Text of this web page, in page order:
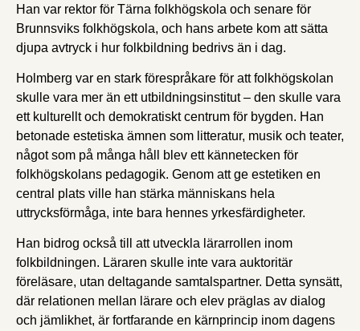
Han var rektor för Tärna folkhögskola och senare för
Brunnsviks folkhögskola, och hans arbete kom att sätta
djupa avtryck i hur folkbildning bedrivs än i dag.
Holmberg var en stark förespråkare för att folkhögskolan
skulle vara mer än ett utbildningsinstitut – den skulle vara
ett kulturellt och demokratiskt centrum för bygden. Han
betonade estetiska ämnen som litteratur, musik och teater,
något som på många håll blev ett kännetecken för
folkhögskolans pedagogik. Genom att ge estetiken en
central plats ville han stärka människans hela
uttrycksförmåga, inte bara hennes yrkesfärdigheter.
Han bidrog också till att utveckla lärarrollen inom
folkbildningen. Läraren skulle inte vara auktoritär
föreläsare, utan deltagande samtalspartner. Detta synsätt,
där relationen mellan lärare och elev präglas av dialog
och jämlikhet, är fortfarande en kärnprincip inom dagens